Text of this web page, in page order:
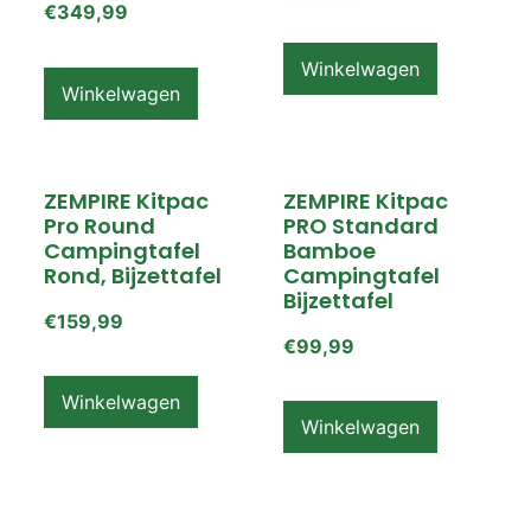
€349,99
Winkelwagen
Winkelwagen
ZEMPIRE Kitpac
Pro Round
Campingtafel
Rond, Bijzettafel
€159,99
Winkelwagen
ZEMPIRE Kitpac
PRO Standard
Bamboe
Campingtafel
Bijzettafel
€99,99
Winkelwagen